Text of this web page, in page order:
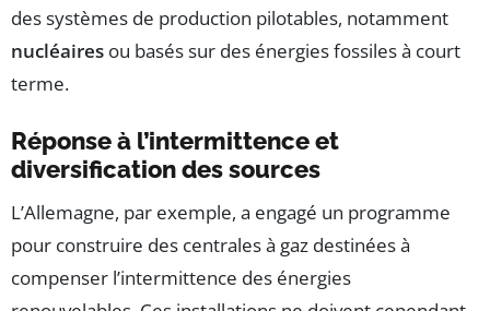
des systèmes de production pilotables, notamment
nucléaires ou basés sur des énergies fossiles à court
terme.
Réponse à l’intermittence et
diversification des sources
L’Allemagne, par exemple, a engagé un programme
pour construire des centrales à gaz destinées à
compenser l’intermittence des énergies